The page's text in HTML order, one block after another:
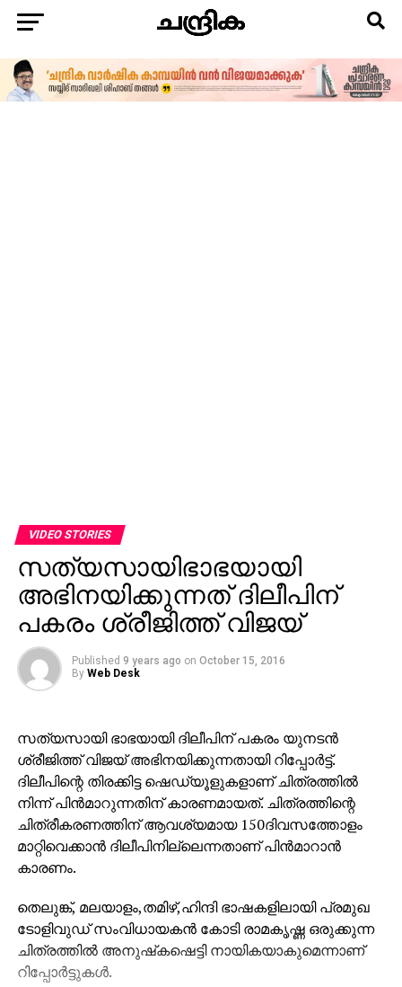
VIDEO STORIES
സത്യസായിഭാഭയായി
അഭിനയിക്കുന്നത് ദിലീപിന്
പകരം ശ്രീജിത്ത് വിജയ്
Published 9 years ago on October 15, 2016
By Web Desk
സത്യസായി ഭാഭയായി ദിലീപിന് പകരം യുനടന്‍
ശ്രീജിത്ത് വിജയ് അഭിനയിക്കുന്നതായി റിപ്പോര്‍ട്ട്.
ദിലീപിന്റെ തിരക്കിട്ട ഷെഡ്യൂളുകളാണ് ചിത്രത്തില്‍
നിന്ന് പിന്‍മാറുന്നതിന് കാരണമായത്. ചിത്രത്തിന്റെ
ചിത്രീകരണത്തിന് ആവശ്യമായ 150ദിവസത്തോളം
മാറ്റിവെക്കാന്‍ ദിലീപിനില്ലെന്നതാണ് പിന്‍മാറാന്‍
കാരണം.
തെലുങ്ക്, മലയാളം,തമിഴ്,ഹിന്ദി ഭാഷകളിലായി പ്രമുഖ
ടോളിവുഡ് സംവിധായകന്‍ കോടി രാമകൃഷ്ണ ഒരുക്കുന്ന
ചിത്രത്തില്‍ അനുഷ്‌കഷെട്ടി നായികയാകുമെന്നാണ്
റിപ്പോര്‍ട്ടുകള്‍.